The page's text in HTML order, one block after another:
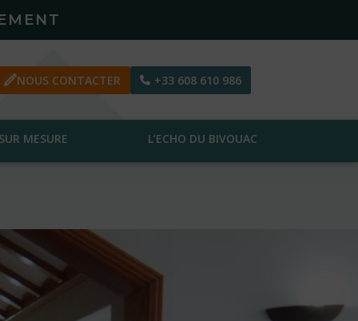
NOUS CONTACTER +33 608 610 986
MESURE L’ECHO DU BIVOUAC